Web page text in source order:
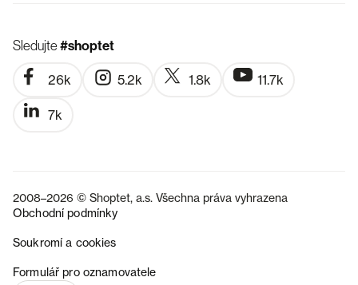
Sledujte#shoptet
26k 5.2k 1.8k 11.7k
7k
2008–2026 © Shoptet, a.s. Všechna práva vyhrazena
Obchodní podmínky
Soukromí a cookies
Formulář pro oznamovatele